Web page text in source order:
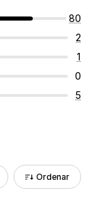
80
2
1
0
5
Ordenar